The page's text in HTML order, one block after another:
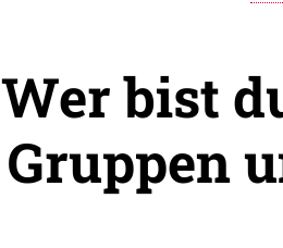
Wer bist
Gruppen